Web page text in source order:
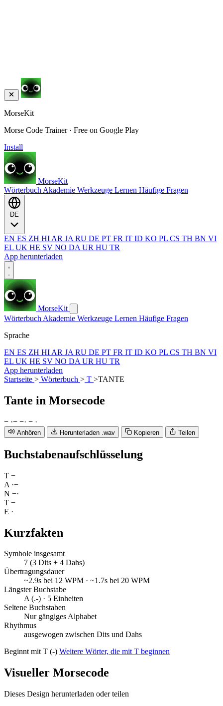
MorseKit
Morse Code Trainer · Free on Google Play
Install
MorseKit
Wörterbuch Akademie Werkzeuge Lernen Häufige Fragen
EN ES ZH HI AR JA RU DE PT FR IT ID KO PL CS TH BN VI
EL UK HE SV NO DA UR HU TR
App herunterladen
MorseKit
Wörterbuch Akademie Werkzeuge Lernen Häufige Fragen
Sprache
EN ES ZH HI AR JA RU DE PT FR IT ID KO PL CS TH BN VI
EL UK HE SV NO DA UR HU TR
App herunterladen
Startseite > Wörterbuch > T >TANTE
Tante in Morsecode
− ·− −· − ·
Anhören Herunterladen .wav Kopieren Teilen
Buchstabenaufschlüsselung
T −
A ·−
N −·
T −
E ·
Kurzfakten
Symbole insgesamt
7 (3 Dits + 4 Dahs)
Übertragungsdauer
~2.9s bei 12 WPM · ~1.7s bei 20 WPM
Längster Buchstabe
A (.-) · 5 Einheiten
Seltene Buchstaben
Nur gängiges Alphabet
Rhythmus
ausgewogen zwischen Dits und Dahs
Beginnt mit T (-) Weitere Wörter, die mit T beginnen
Visueller Morsecode
Dieses Design herunterladen oder teilen